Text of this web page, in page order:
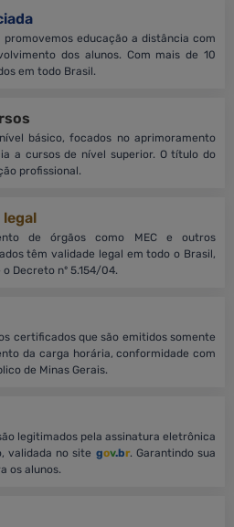
promovemos educação a distância com
dos alunos. Com mais de 10
em todo Brasil.
básico, focados no aprimoramento
a cursos de nível superior. O título do
profissional.
de órgãos como MEC e outros
têm validade legal em todo o Brasil,
Decreto nº 5.154/04.
certificados que são emitidos somente
da carga horária, conformidade com
de Minas Gerais.
legitimados pela assinatura eletrônica
validada no site gov.br. Garantindo sua
os alunos.